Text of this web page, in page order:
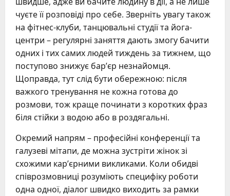
чуєте її розповіді про себе. Зверніть увагу також
на фітнес-клуби, танцювальні студії та йога-
центри – регулярні заняття дають змогу бачити
одних і тих самих людей тиждень за тижнем, що
поступово знижує бар’єр незнайомця.
Щоправда, тут слід бути обережною: після
важкого тренування не кожна готова до
розмови, тож краще починати з коротких фраз
біля стійки з водою або в роздягальні.
Окремий напрям – професійні конференції та
галузеві мітапи, де можна зустріти жінок зі
схожими кар’єрними викликами. Коли обидві
співрозмовниці розуміють специфіку роботи
одна одної, діалог швидко виходить за рамки